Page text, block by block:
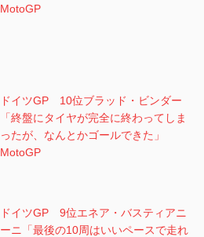
MotoGP
ドイツGP 10位ブラッド・ビンダー
「終盤にタイヤが完全に終わってしま
ったが、なんとかゴールできた」
MotoGP
ドイツGP 9位エネア・バスティアニ
ーニ「最後の10周はいいペースで走れ